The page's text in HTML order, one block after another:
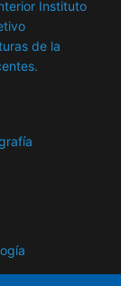
Instituto
de la